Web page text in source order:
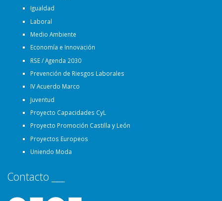
Igualdad
Laboral
Medio Ambiente
Economía e Innovación
RSE / Agenda 2030
Prevención de Riesgos Laborales
IV Acuerdo Marco
Juventud
Proyecto Capacidades CyL
Proyecto Promoción Castilla y León
Proyectos Europeos
Uniendo Moda
Contacto ___